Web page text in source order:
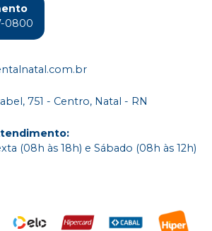
0800
751 - Centro, Natal - RN
:
(08h às 18h) e Sábado (08h às 12h)